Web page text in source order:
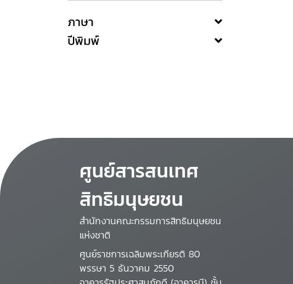
ภาษา
ปีพิมพ์
ศูนย์สารสนเทศ
สิทธิมนุษยชน
สำนักงานคณะกรรมการสิทธิมนุษยชน
แห่งชาติ
ศูนย์ราชการเฉลิมพระเกียรติ 80
พรรษา 5 ธันวาคม 2550